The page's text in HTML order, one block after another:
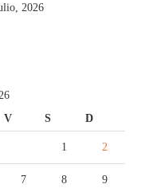
2026
V S D
1 2
7 8 9